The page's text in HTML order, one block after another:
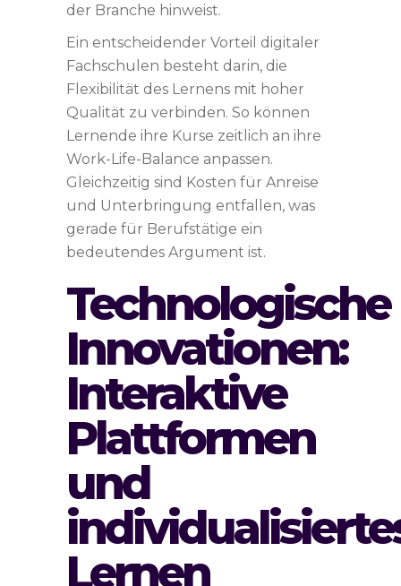
der Branche hinweist.
Ein entscheidender Vorteil digitaler
Fachschulen besteht darin, die
Flexibilität des Lernens mit hoher
Qualität zu verbinden. So können
Lernende ihre Kurse zeitlich an ihre
Work-Life-Balance anpassen.
Gleichzeitig sind Kosten für Anreise
und Unterbringung entfallen, was
gerade für Berufstätige ein
bedeutendes Argument ist.
Technologische
Innovationen:
Interaktive
Plattformen
und
Lernen